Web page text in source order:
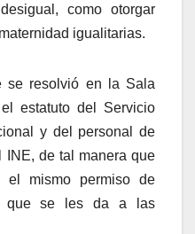
como otorgar
igualitarias.
se resolvió en la Sala
estatuto del Servicio
y del personal de
INE, de tal manera que
el mismo permiso de
que se les da a las